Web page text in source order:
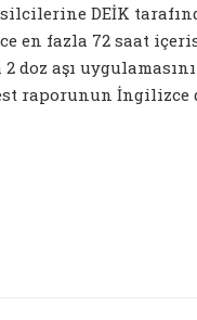
DEİK
en fazla 72 saat
doz aşı
raporunun